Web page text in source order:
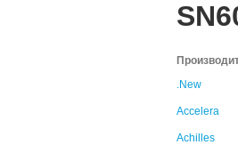
.New
Accelera
Achilles